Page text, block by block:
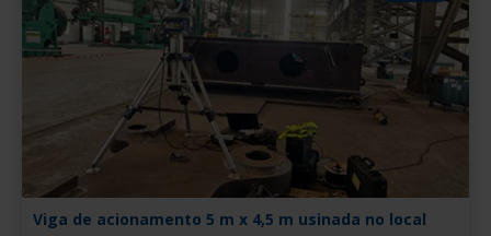
Viga de acionamento 5 m x 4,5 m usinada no local